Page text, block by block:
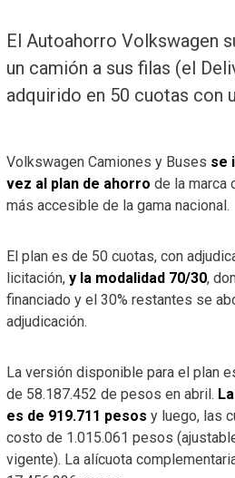
El Autoahorro Volkswagen
un camión a sus filas (el
adquirido en 50 cuotas con
Volkswagen Camiones y Buses se
vez al plan de ahorro de la marca
más accesible de la gama nacional.
El plan es de 50 cuotas, con
licitación, y la modalidad 70/30,
financiado y el 30% restantes se
adjudicación.
La versión disponible para el plan
de 58.187.452 de pesos en abril.
es de 919.711 pesos y luego, las
costo de 1.015.061 pesos
vigente). La alícuota